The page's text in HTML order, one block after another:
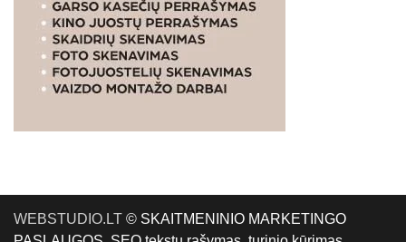
WEBSTUDIO.LT © SKAITMENINIO MARKETINGO